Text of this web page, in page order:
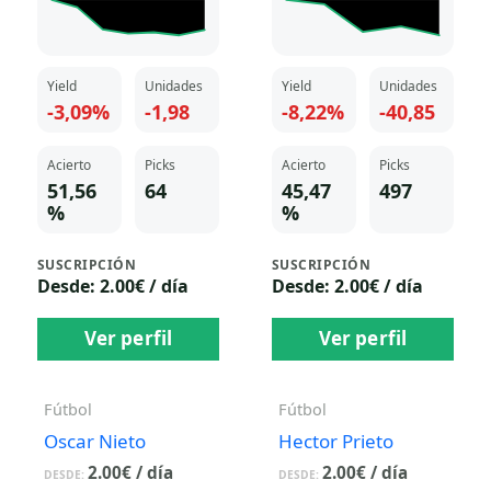
Yield
-3,09%
Unidades
-1,98
Acierto
51,56
%
Picks
64
SUSCRIPCIÓN
Desde: 2.00€ / día
Ver perfil
Fútbol
Oscar Nieto
DESDE:2.00€ / día
Yield
-8,22%
Unidades
-40,85
Acierto
45,47
%
Picks
497
SUSCRIPCIÓN
Desde: 2.00€ / día
Ver perfil
Fútbol
Hector Prieto
DESDE:2.00€ / día